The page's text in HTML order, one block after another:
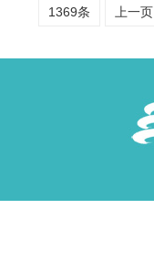
1369条 上一页